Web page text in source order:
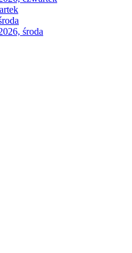
środa